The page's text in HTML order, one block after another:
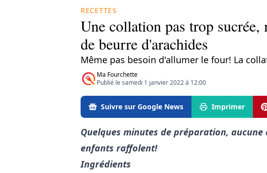
RECETTES
Une collation pas trop sucrée,
de beurre d'arachides
Même pas besoin d'allumer le four! La
Ma Fourchette
Publié le samedi 1 janvier 2022 à 12:00
Suivre sur Google News Imprimer
Quelques minutes de préparation,
enfants raffolent!
Ingrédients